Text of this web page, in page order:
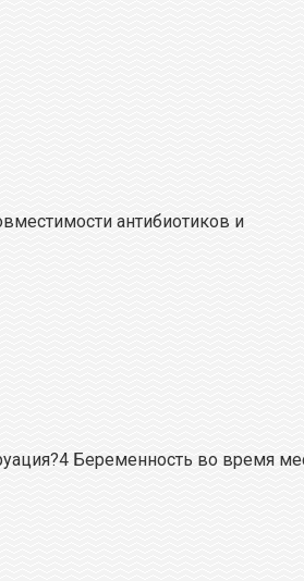
антибиотиков и
Беременность во время